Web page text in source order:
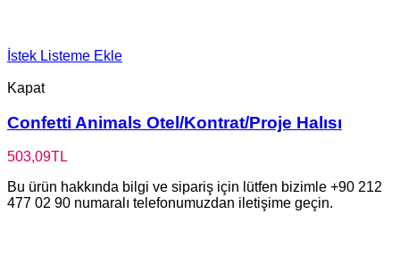
İstek Listeme Ekle
Kapat
Confetti Animals Otel/Kontrat/Proje Halısı
503,09TL
Bu ürün hakkında bilgi ve sipariş için lütfen bizimle +90 212
477 02 90 numaralı telefonumuzdan iletişime geçin.